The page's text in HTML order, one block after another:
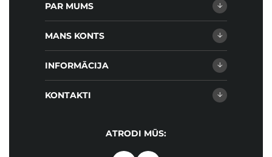
PAR MUMS
MANS KONTS
INFORMĀCIJA
KONTAKTI
ATRODI MŪS: